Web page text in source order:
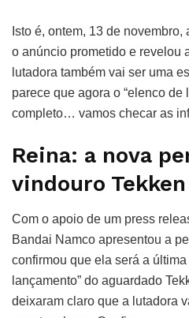
Isto é, ontem, 13 de
o anúncio prometido e revelou
lutadora também vai ser uma
parece que agora o “elenco de
completo… vamos checar as
Reina: a nova
vindouro
Com o apoio de um press
Bandai Namco apresentou a
confirmou que ela será a
lançamento” do aguardado
deixaram claro que a lutadora